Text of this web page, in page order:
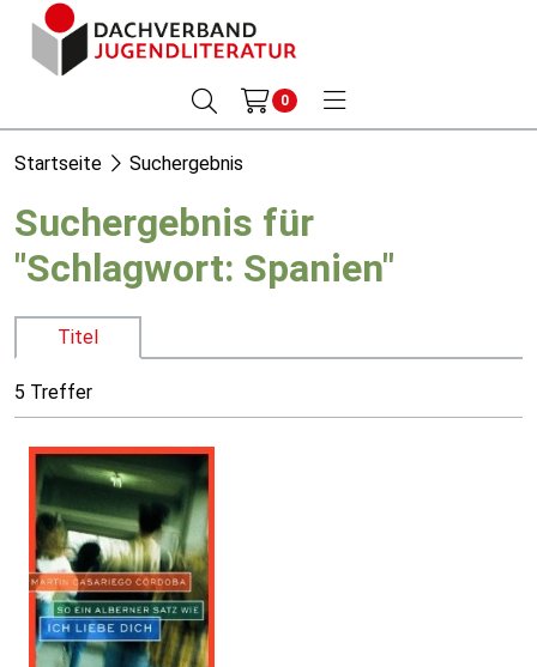
0
Startseite Suchergebnis
Suchergebnis für
"Schlagwort: Spanien"
Titel
5 Treffer